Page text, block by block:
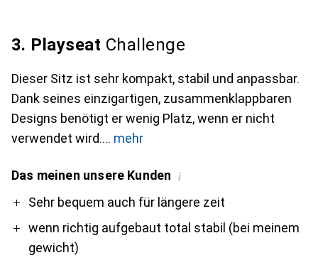
3. Playseat Challenge
Dieser Sitz ist sehr kompakt, stabil und anpassbar.
Dank seines einzigartigen, zusammenklappbaren
Designs benötigt er wenig Platz, wenn er nicht
verwendet wird.
mehr
Das meinen unsere Kunden i
ProSehr bequem auch für längere zeit
wenn richtig aufgebaut total stabil (bei meinem
gewicht)
Contra